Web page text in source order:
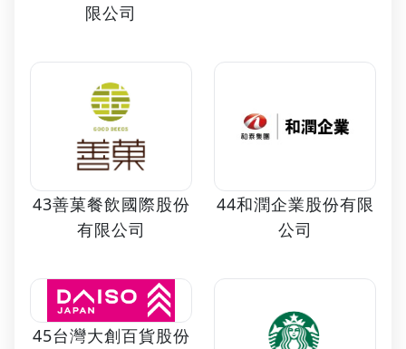
限公司
43善菓餐飲國際股份
有限公司
44和潤企業股份有限
公司
45台灣大創百貨股份